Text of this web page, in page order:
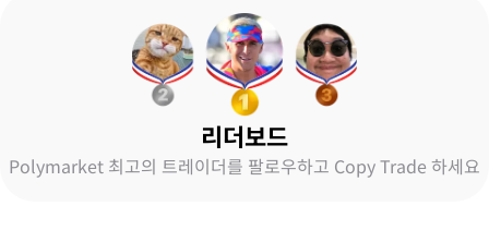
리더보드
Polymarket 최고의 트레이더를 팔로우하고 Copy Trade 하세요